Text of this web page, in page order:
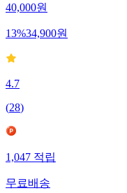
40,000원
13%34,900원
4.7
(28)
1,047적립
무료배송